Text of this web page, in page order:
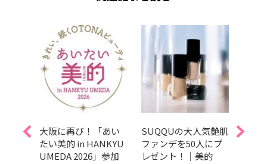
大阪に再び！「あい
たい美的 in HANKYU
UMEDA 2026」参加
SUQQUの大人気艶肌
ファンデを50人にプ
レゼント！｜美的
募集